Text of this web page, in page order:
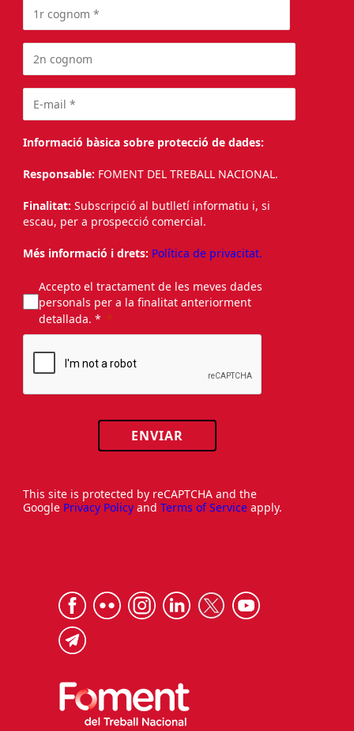
Informació bàsica sobre protecció de dades:
Responsable: FOMENT DEL TREBALL NACIONAL.
Finalitat: Subscripció al butlletí informatiu i, si
escau, per a prospecció comercial.
Més informació i drets: Política de privacitat.
Accepto el tractament de les meves dades
personals per a la finalitat anteriorment
detallada. *
ENVIAR
This site is protected by reCAPTCHA and the
Google Privacy Policy and Terms of Service apply.